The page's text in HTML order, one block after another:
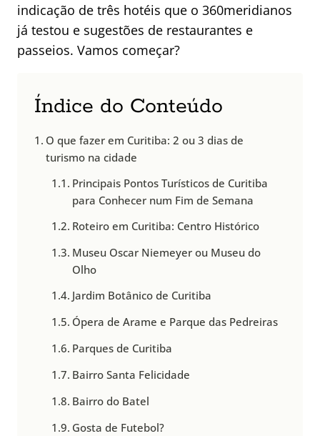
indicação de três hotéis que o 360meridianos
já testou e sugestões de restaurantes e
passeios. Vamos começar?
Índice do Conteúdo
O que fazer em Curitiba: 2 ou 3 dias de
turismo na cidade
Principais Pontos Turísticos de Curitiba
para Conhecer num Fim de Semana
Roteiro em Curitiba: Centro Histórico
Museu Oscar Niemeyer ou Museu do
Olho
Jardim Botânico de Curitiba
Ópera de Arame e Parque das Pedreiras
Parques de Curitiba
Bairro Santa Felicidade
Bairro do Batel
Gosta de Futebol?